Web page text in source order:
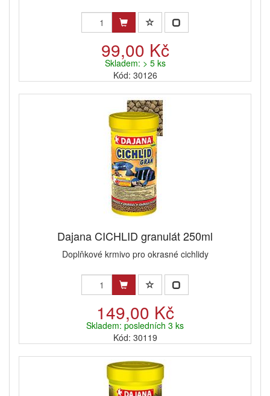
99,00 Kč
Skladem: > 5 ks
Kód: 30126
Dajana CICHLID granulát 250ml
Doplňkové krmivo pro okrasné cichlidy
149,00 Kč
Skladem: posledních 3 ks
Kód: 30119